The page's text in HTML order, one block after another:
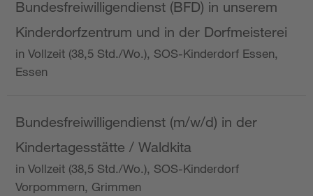
Bundesfreiwilligendienst (BFD) in unserem
Kinderdorfzentrum und in der Dorfmeisterei
in Vollzeit (38,5 Std./Wo.), SOS-Kinderdorf Essen,
Essen
Bundesfreiwilligendienst (m/w/d) in der
Kindertagesstätte / Waldkita
in Vollzeit (38,5 Std./Wo.), SOS-Kinderdorf
Vorpommern, Grimmen